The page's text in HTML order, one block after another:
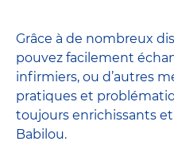
Grâce à de nombreux
pouvez facilement
infirmiers, ou d’autres
pratiques et
toujours enrichissants
Babilou.